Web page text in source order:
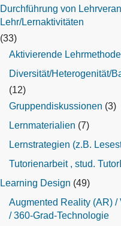
Durchführung von
Lehr/Lernaktivitäten
(33)
Aktivierende
Diversität/Heterogenität/
(12)
Gruppendiskussionen (3)
Lernmaterialien (7)
Lernstrategien (z.B.
Tutorienarbeit , stud.
Learning Design (49)
Augmented Reality (AR)
/ 360-Grad-Technologie